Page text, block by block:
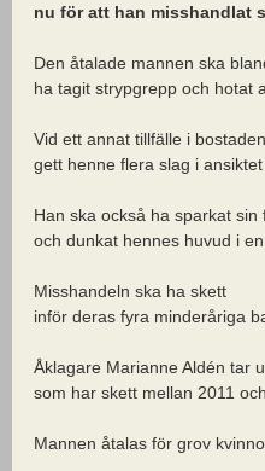
nu för att han misshandlat
Den åtalade mannen ska
ha tagit strypgrepp och hotat
Vid ett annat tillfälle i
gett henne flera slag i ansiktet
Han ska också ha sparkat sin
och dunkat hennes huvud i en
Misshandeln ska ha skett
inför deras fyra minderåriga
Åklagare Marianne Aldén tar
som har skett mellan 2011
Mannen åtalas för grov